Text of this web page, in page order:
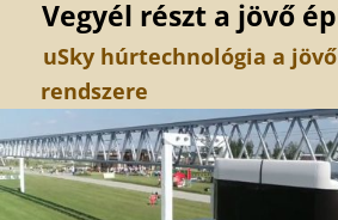
Vegyél részt a jövő
uSky húrtechnológia a
rendszere